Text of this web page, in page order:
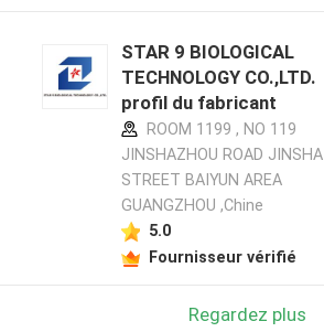
STAR 9 BIOLOGICAL
TECHNOLOGY CO.,LTD.
profil du fabricant
ROOM 1199 , NO 119
JINSHAZHOU ROAD JINSHA
STREET BAIYUN AREA
GUANGZHOU ,Chine
5.0
Fournisseur vérifié
Regardez plus